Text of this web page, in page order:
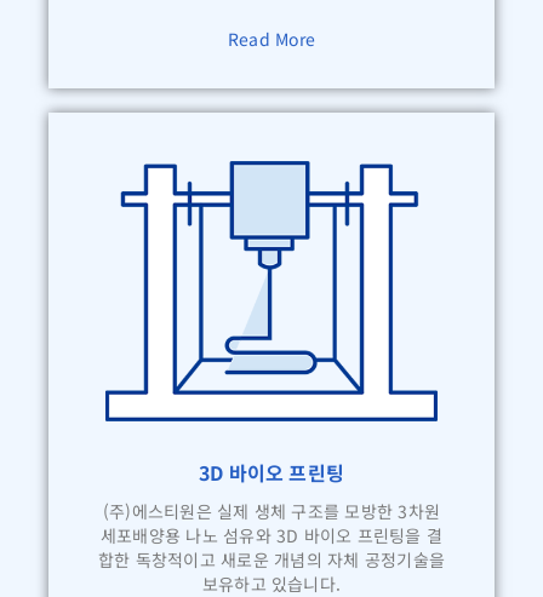
Read More
3D 바이오 프린팅
(주)에스티원은 실제 생체 구조를 모방한 3차원
세포배양용 나노 섬유와 3D 바이오 프린팅을 결
합한 독창적이고 새로운 개념의 자체 공정기술을
보유하고 있습니다.